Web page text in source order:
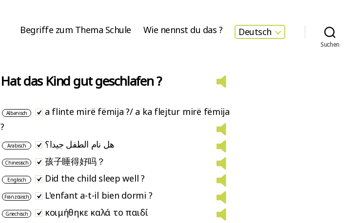
Begriffe zum Thema Schule Wie nennst du das ? Deutsch
Suchen
Hat das Kind gut geschlafen ?
Albanisch
a flinte mirë fëmija ?/ a ka flejtur mirë fëmija
?
Arabisch هل نام الطفل جيدا؟
Chinesisch 孩子睡得好吗？
Englisch Did the child sleep well ?
Französisch L'enfant a-t-il bien dormi ?
Griechisch κοιμήθηκε καλά το παιδί